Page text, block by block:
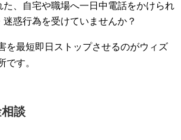
た、自宅や職場へ一日中電話をかけられ
迷惑行為を受けていませんか？
を最短即日ストップさせるのがウィズ
です。
談